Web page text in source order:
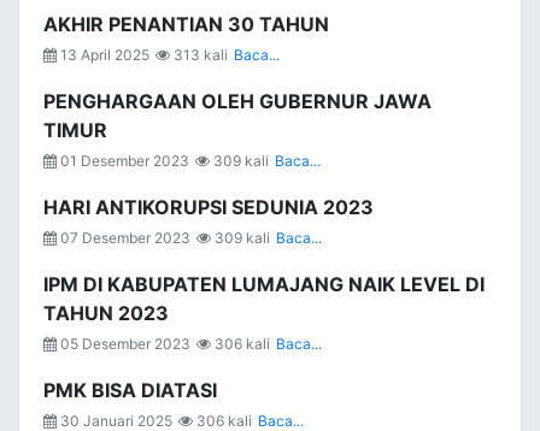
AKHIR PENANTIAN 30 TAHUN
13 April 2025 313 kali Baca...
PENGHARGAAN OLEH GUBERNUR JAWA
TIMUR
01 Desember 2023 309 kali Baca...
HARI ANTIKORUPSI SEDUNIA 2023
07 Desember 2023 309 kali Baca...
IPM DI KABUPATEN LUMAJANG NAIK LEVEL DI
TAHUN 2023
05 Desember 2023 306 kali Baca...
PMK BISA DIATASI
30 Januari 2025 306 kali Baca...